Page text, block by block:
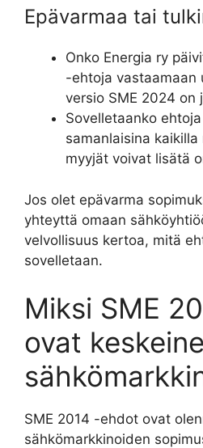
Epävarmaa tai
Onko Energia ry
-ehtoja vastaamaan
versio SME 2024 on
Sovelletaanko
samanlaisina
myyjät voivat lisätä
Jos olet epävarma
yhteyttä omaan
velvollisuus kertoa, mitä
sovelletaan.
Miksi SME
ovat
SME 2014 -ehdot ovat
sähkömarkkinoiden